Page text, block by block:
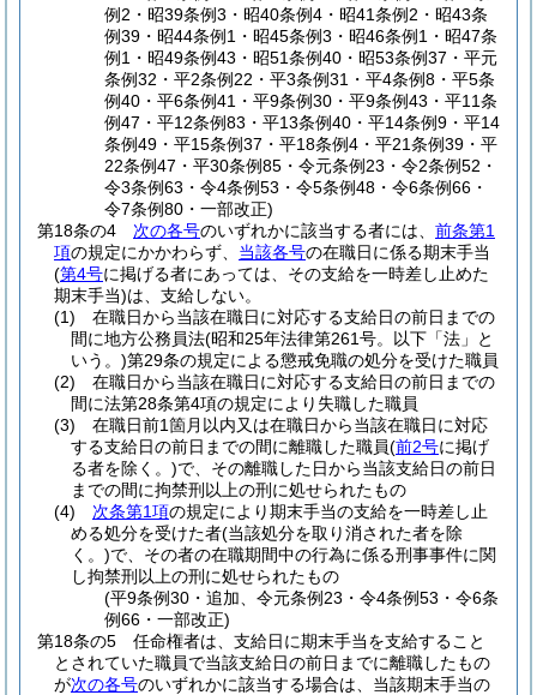
例2・昭39条例3・昭40条例4・昭41条例2・昭43条
例39・昭44条例1・昭45条例3・昭46条例1・昭47条
例1・昭49条例43・昭51条例40・昭53条例37・平元
条例32・平2条例22・平3条例31・平4条例8・平5条
例40・平6条例41・平9条例30・平9条例43・平11条
例47・平12条例83・平13条例40・平14条例9・平14
条例49・平15条例37・平18条例4・平21条例39・平
22条例47・平30条例85・令元条例23・令2条例52・
令3条例63・令4条例53・令5条例48・令6条例66・
令7条例80・一部改正)
第18条の4
次の各号のいずれかに該当する者には、 前条第1
項の規定にかかわらず、 当該各号の在職日に係る期末手当
(第4号に掲げる者にあっては、その支給を一時差し止めた
期末手当)は、支給しない。
(1)
在職日から当該在職日に対応する支給日の前日までの
間に地方公務員法(昭和25年法律第261号。以下「法」と
いう。)第29条の規定による懲戒免職の処分を受けた職員
(2)
在職日から当該在職日に対応する支給日の前日までの
間に法第28条第4項の規定により失職した職員
(3)
在職日前1箇月以内又は在職日から当該在職日に対応
する支給日の前日までの間に離職した職員(前2号に掲げ
る者を除く。)で、その離職した日から当該支給日の前日
までの間に拘禁刑以上の刑に処せられたもの
(4)
次条第1項の規定により期末手当の支給を一時差し止
める処分を受けた者(当該処分を取り消された者を除
く。)で、その者の在職期間中の行為に係る刑事事件に関
し拘禁刑以上の刑に処せられたもの
(平9条例30・追加、令元条例23・令4条例53・令6条
例66・一部改正)
第18条の5
任命権者は、支給日に期末手当を支給すること
とされていた職員で当該支給日の前日までに離職したもの
が次の各号のいずれかに該当する場合は、当該期末手当の